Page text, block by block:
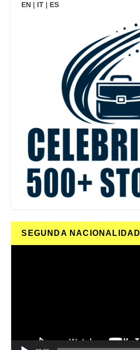
EN | IT | ES
SEGUNDA NACIONALIDAD